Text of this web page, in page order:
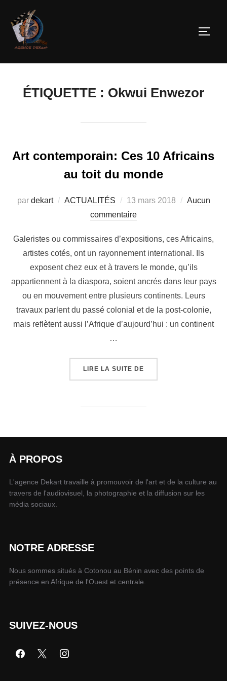
ÉTIQUETTE : Okwui Enwezor
Art contemporain: Ces 10 Africains
au toit du monde
par dekart ACTUALITÉS 13 mars 2018
Aucun
commentaire
Galeristes ou commissaires d’expositions, ces Africains,
artistes cotés, ont un rayonnement international. Ils
exposent chez eux et à travers le monde, qu’ils
appartiennent à la diaspora, soient ancrés dans leur pays
ou en mouvement entre plusieurs continents. Leurs
travaux parlent du passé colonial et de la post-colonie,
mais reflètent aussi l’Afrique d’aujourd’hui : un continent
…
LIRE LA SUITE DE
À PROPOS
L'agence Dekart travaille à promouvoir de l'art et de la culture au
travers de l'audiovisuel, la photographie et la diffusion sur les
média sociaux.
NOTRE ADRESSE
Nous sommes situés à Cotonou au Bénin avec des points de
présence en Afrique de l'Ouest et centrale.
SUIVEZ-NOUS